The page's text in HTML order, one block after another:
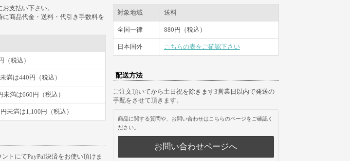
支払い下さい。
に商品代金・送料・代引き手数料を
（税込）
満は440円（税込）
未満は660円（税込）
未満は1,100円（税込）
トにてPayPal決済をお使い頂けま
対象地域 送料
全国一律 880円（税込）
日本国外 こちらの表をご確認下さい
配送方法
ご注文頂いてから土日祝を除きます3営業日以内で発送の
手配をさせて頂きます。
商品に関する質問や、お問い合わせはこちらのページをご確認く
ださい。
お問い合わせページへ